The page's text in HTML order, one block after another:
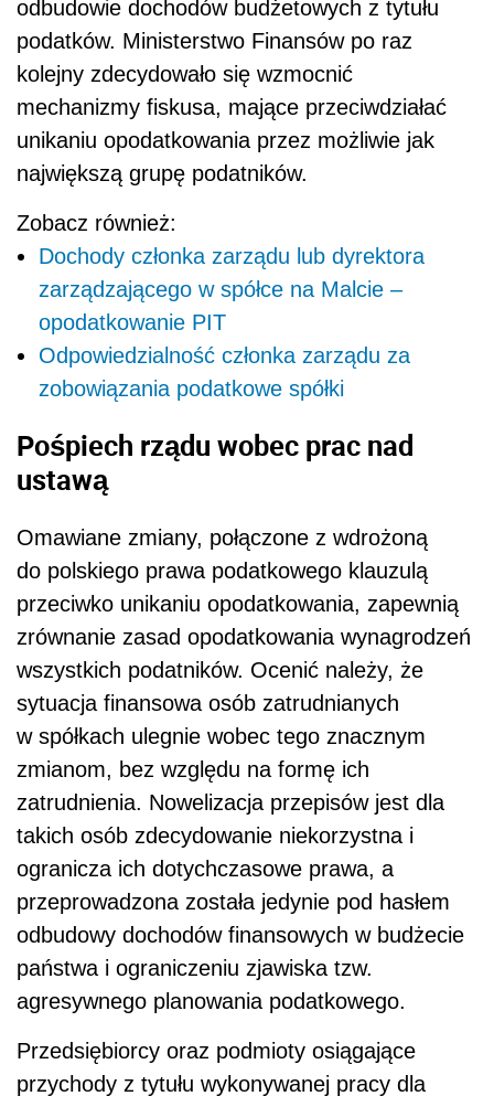
odbudowie dochodów budżetowych z tytułu
podatków. Ministerstwo Finansów po raz
kolejny zdecydowało się wzmocnić
mechanizmy fiskusa, mające przeciwdziałać
unikaniu opodatkowania przez możliwie jak
największą grupę podatników.
Zobacz również:
Dochody członka zarządu lub dyrektora
zarządzającego w spółce na Malcie –
opodatkowanie PIT
Odpowiedzialność członka zarządu za
zobowiązania podatkowe spółki
Pośpiech rządu wobec prac nad
ustawą
Omawiane zmiany, połączone z wdrożoną
do polskiego prawa podatkowego klauzulą
przeciwko unikaniu opodatkowania, zapewnią
zrównanie zasad opodatkowania wynagrodzeń
wszystkich podatników. Ocenić należy, że
sytuacja finansowa osób zatrudnianych
w spółkach ulegnie wobec tego znacznym
zmianom, bez względu na formę ich
zatrudnienia. Nowelizacja przepisów jest dla
takich osób zdecydowanie niekorzystna i
ogranicza ich dotychczasowe prawa, a
przeprowadzona została jedynie pod hasłem
odbudowy dochodów finansowych w budżecie
państwa i ograniczeniu zjawiska tzw.
agresywnego planowania podatkowego.
Przedsiębiorcy oraz podmioty osiągające
przychody z tytułu wykonywanej pracy dla